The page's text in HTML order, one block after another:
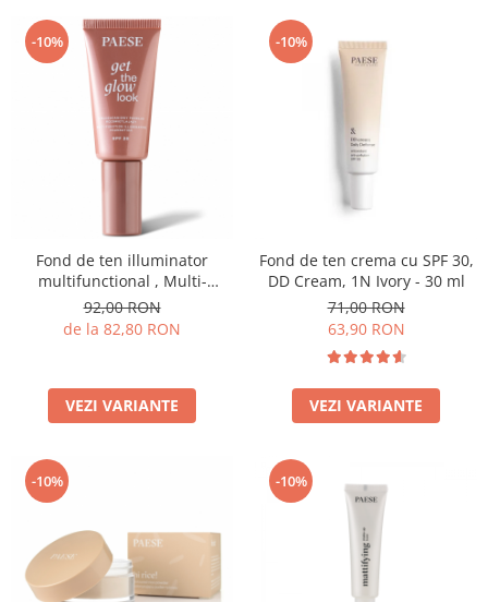
-10%
Fond de ten illuminator
multifunctional , Multi-
function Illuminating
Foundation, nuanta 1N LIGHT
BEIGE– 30 ml
92,00 RON
de la 82,80 RON
VEZI VARIANTE
-10%
Fond de ten crema cu SPF 30,
DD Cream, 1N Ivory - 30 ml
71,00 RON
63,90 RON
VEZI VARIANTE
-10% -10%